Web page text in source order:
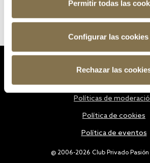
Permitir todas las
Configurar las cookies
Rechazar las
@ 2006-2026 Club Privado Pasión
Políticas de
Política de cookies
Política de eventos